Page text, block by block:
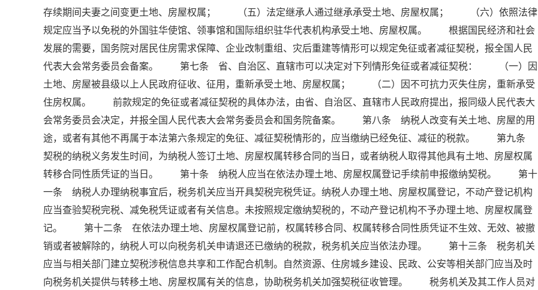
存续期间夫妻之间变更土地、房屋权属； （五）法定继承人通过继承承受土地、房屋权属； （六）依照法律
规定应当予以免税的外国驻华使馆、领事馆和国际组织驻华代表机构承受土地、房屋权属。 根据国民经济和社会
发展的需要，国务院对居民住房需求保障、企业改制重组、灾后重建等情形可以规定免征或者减征契税，报全国人民
代表大会常务委员会备案。 第七条 省、自治区、直辖市可以决定对下列情形免征或者减征契税： （一）因
土地、房屋被县级以上人民政府征收、征用，重新承受土地、房屋权属； （二）因不可抗力灭失住房，重新承受
住房权属。 前款规定的免征或者减征契税的具体办法，由省、自治区、直辖市人民政府提出，报同级人民代表大
会常务委员会决定，并报全国人民代表大会常务委员会和国务院备案。 第八条 纳税人改变有关土地、房屋的用
途，或者有其他不再属于本法第六条规定的免征、减征契税情形的，应当缴纳已经免征、减征的税款。 第九条
契税的纳税义务发生时间，为纳税人签订土地、房屋权属转移合同的当日，或者纳税人取得其他具有土地、房屋权属
转移合同性质凭证的当日。 第十条 纳税人应当在依法办理土地、房屋权属登记手续前申报缴纳契税。 第十
一条 纳税人办理纳税事宜后，税务机关应当开具契税完税凭证。纳税人办理土地、房屋权属登记，不动产登记机构
应当查验契税完税、减免税凭证或者有关信息。未按照规定缴纳契税的，不动产登记机构不予办理土地、房屋权属登
记。 第十二条 在依法办理土地、房屋权属登记前，权属转移合同、权属转移合同性质凭证不生效、无效、被撤
销或者被解除的，纳税人可以向税务机关申请退还已缴纳的税款，税务机关应当依法办理。 第十三条 税务机关
应当与相关部门建立契税涉税信息共享和工作配合机制。自然资源、住房城乡建设、民政、公安等相关部门应当及时
向税务机关提供与转移土地、房屋权属有关的信息，协助税务机关加强契税征收管理。 税务机关及其工作人员对